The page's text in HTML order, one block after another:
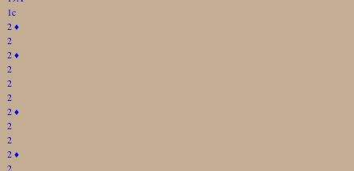
1c
2♦
2
2♦
2
2
2
2♦
2
2
2♦
2